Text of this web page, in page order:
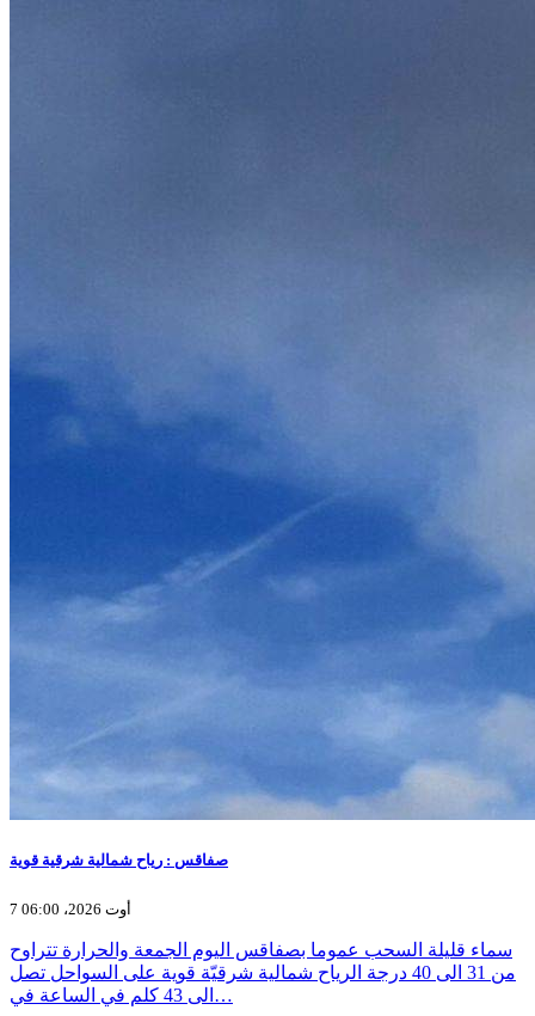
صفاقس : رياح شمالية شرقية قوية
7 أوت 2026، 06:00
سماء قليلة السحب عموما بصفاقس اليوم الجمعة والحرارة تتراوح
من 31 الى 40 درجة الرياح شمالية شرقيّة قوية على السواحل تصل
الى 43 كلم في الساعة في…